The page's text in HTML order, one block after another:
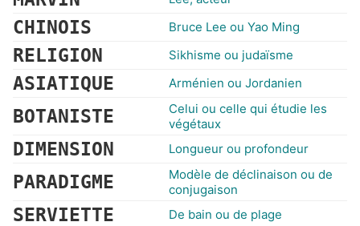
CHINOIS Bruce Lee ou Yao Ming
RELIGION Sikhisme ou judaïsme
ASIATIQUE Arménien ou Jordanien
BOTANISTE
Celui ou celle qui étudie les
végétaux
DIMENSION Longueur ou profondeur
PARADIGME
Modèle de déclinaison ou de
conjugaison
SERVIETTE De bain ou de plage